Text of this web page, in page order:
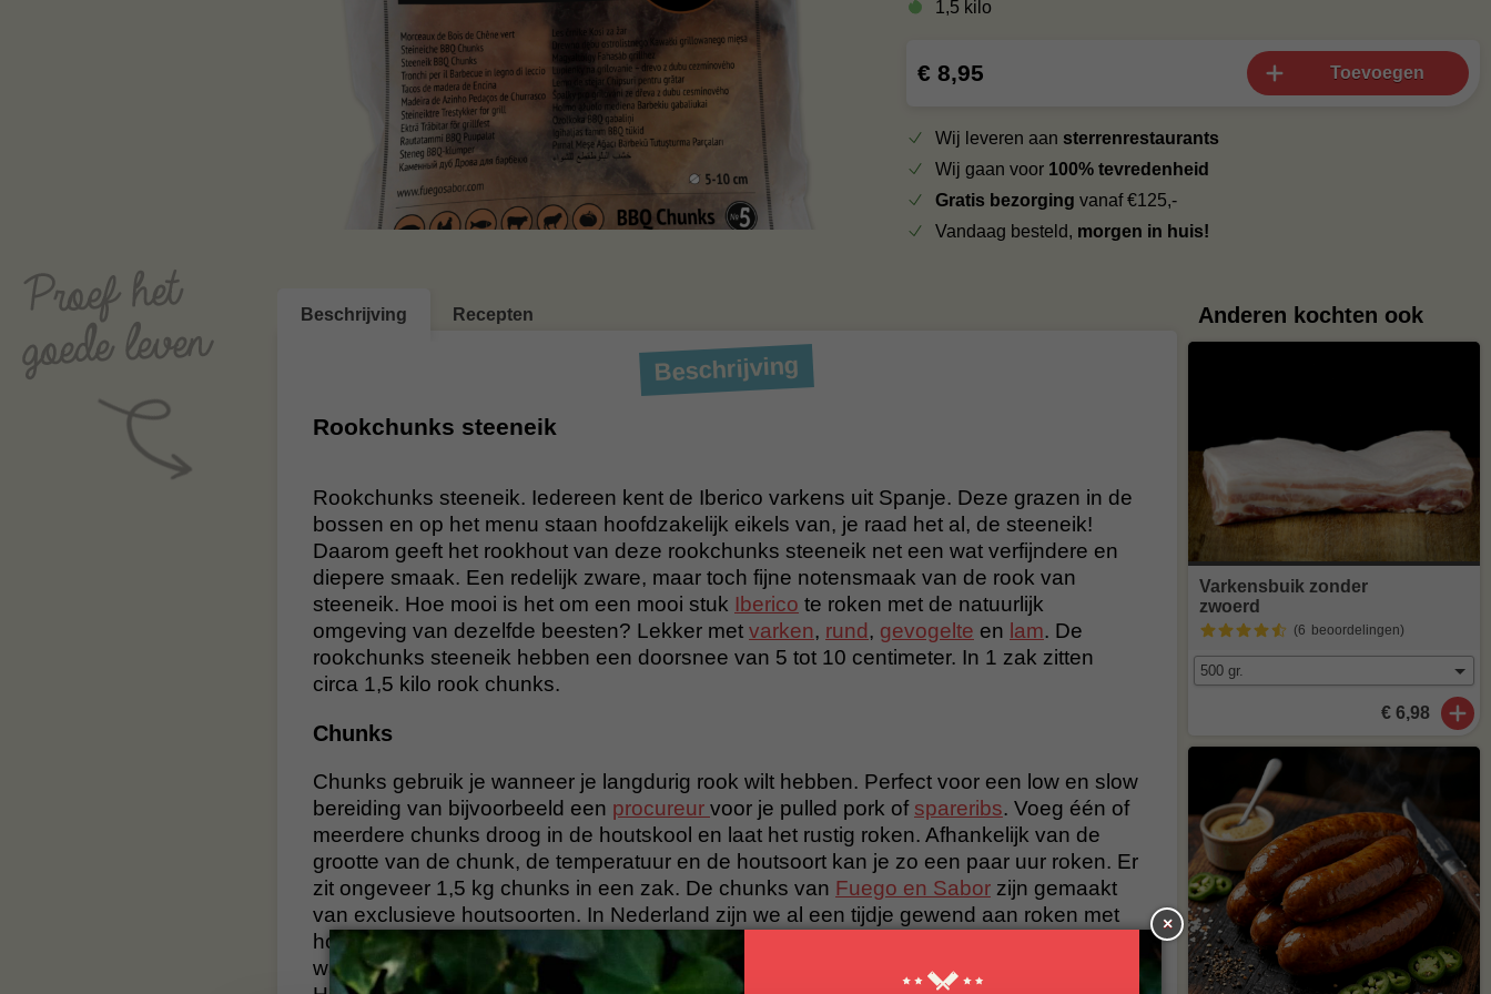
1,5 kilo
€ 8,95 Toevoegen
Wij leveren aan sterrenrestaurants
Wij gaan voor 100% tevredenheid
Gratis bezorging vanaf €125,-
Vandaag besteld, morgen in huis!
Beschrijving Recepten
Beschrijving
Rookchunks steeneik
Rookchunks steeneik. Iedereen kent de Iberico varkens uit Spanje. Deze grazen in de
bossen en op het menu staan hoofdzakelijk eikels van, je raad het al, de steeneik!
Daarom geeft het rookhout van deze rookchunks steeneik net een wat verfijndere en
diepere smaak. Een redelijk zware, maar toch fijne notensmaak van de rook van
steeneik. Hoe mooi is het om een mooi stuk Iberico te roken met de natuurlijk
omgeving van dezelfde beesten? Lekker met varken, rund, gevogelte en lam. De
rookchunks steeneik hebben een doorsnee van 5 tot 10 centimeter. In 1 zak zitten
circa 1,5 kilo rook chunks.
Chunks
Chunks gebruik je wanneer je langdurig rook wilt hebben. Perfect voor een low en slow
bereiding van bijvoorbeeld een procureur voor je pulled pork of spareribs. Voeg één of
meerdere chunks droog in de houtskool en laat het rustig roken. Afhankelijk van de
grootte van de chunk, de temperatuur en de houtsoort kan je zo een paar uur roken. Er
zit ongeveer 1,5 kg chunks in een zak. De chunks van Fuego en Sabor zijn gemaakt
van exclusieve houtsoorten. In Nederland zijn we al een tijdje gewend aan roken met
houtsoorten zoals
appel beuk. Uit Spanje brengt Fuego en Sabor houtsoorten
waar je opnieuw mee kunt experimenteren en meer verfijnde smaak gaat krijgen.
Anderen kochten ook
Varkensbuik zonder
zwoerd
(6 beoordelingen)
€ 6,98
×